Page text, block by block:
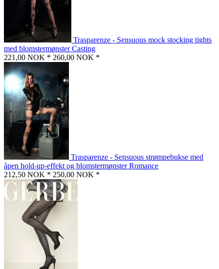
Trasparenze - Sensuous mock stocking tights
med blomstermønster Casting
221,00 NOK * 260,00 NOK *
Trasparenze - Sensuous strømpebukse med
åpen hold-up-effekt og blomstermønster Romance
212,50 NOK * 250,00 NOK *